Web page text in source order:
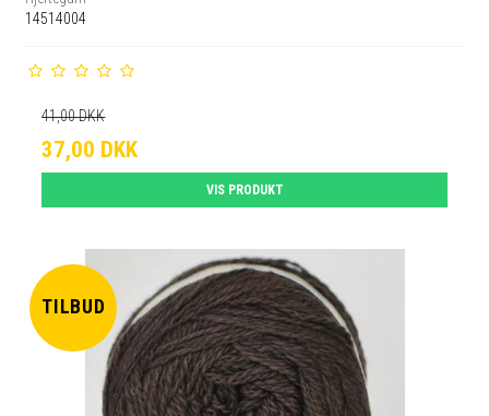
14514004
41,00 DKK
37,00 DKK
VIS PRODUKT
TILBUD